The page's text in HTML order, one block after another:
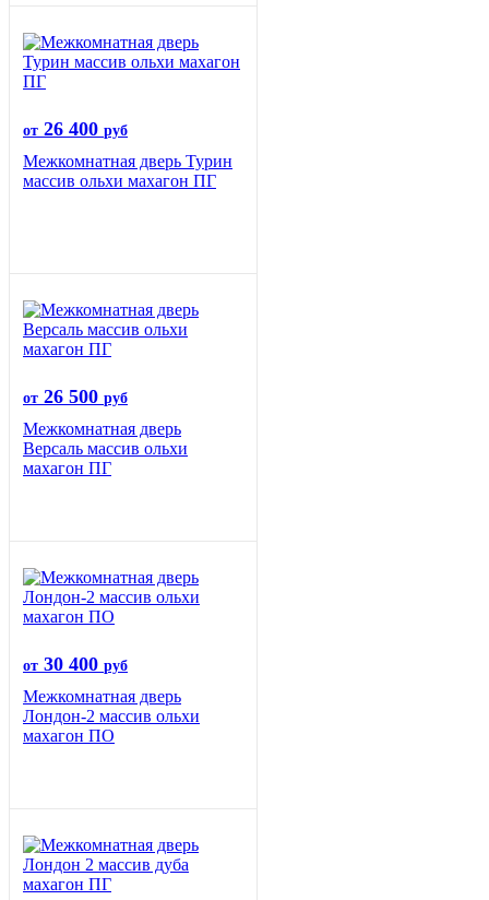
от 26 400 руб
Межкомнатная дверь Турин
массив ольхи махагон ПГ
от 26 500 руб
Межкомнатная дверь
Версаль массив ольхи
махагон ПГ
от 30 400 руб
Межкомнатная дверь
Лондон-2 массив ольхи
махагон ПО